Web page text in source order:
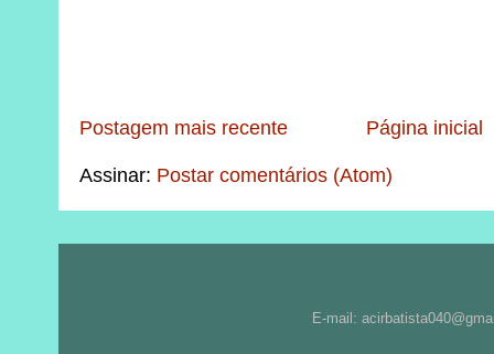
Postagem mais recente Página inicial
Assinar: Postar comentários (Atom)
E-mail: